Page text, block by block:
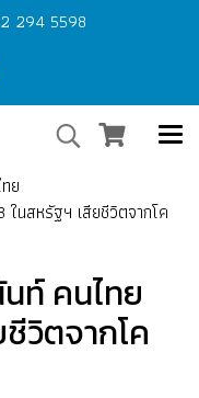
294 5598
ย
ในสหรัฐฯ เสียชีวิตจากโค
ท์ คนไทย
วิตจากโค